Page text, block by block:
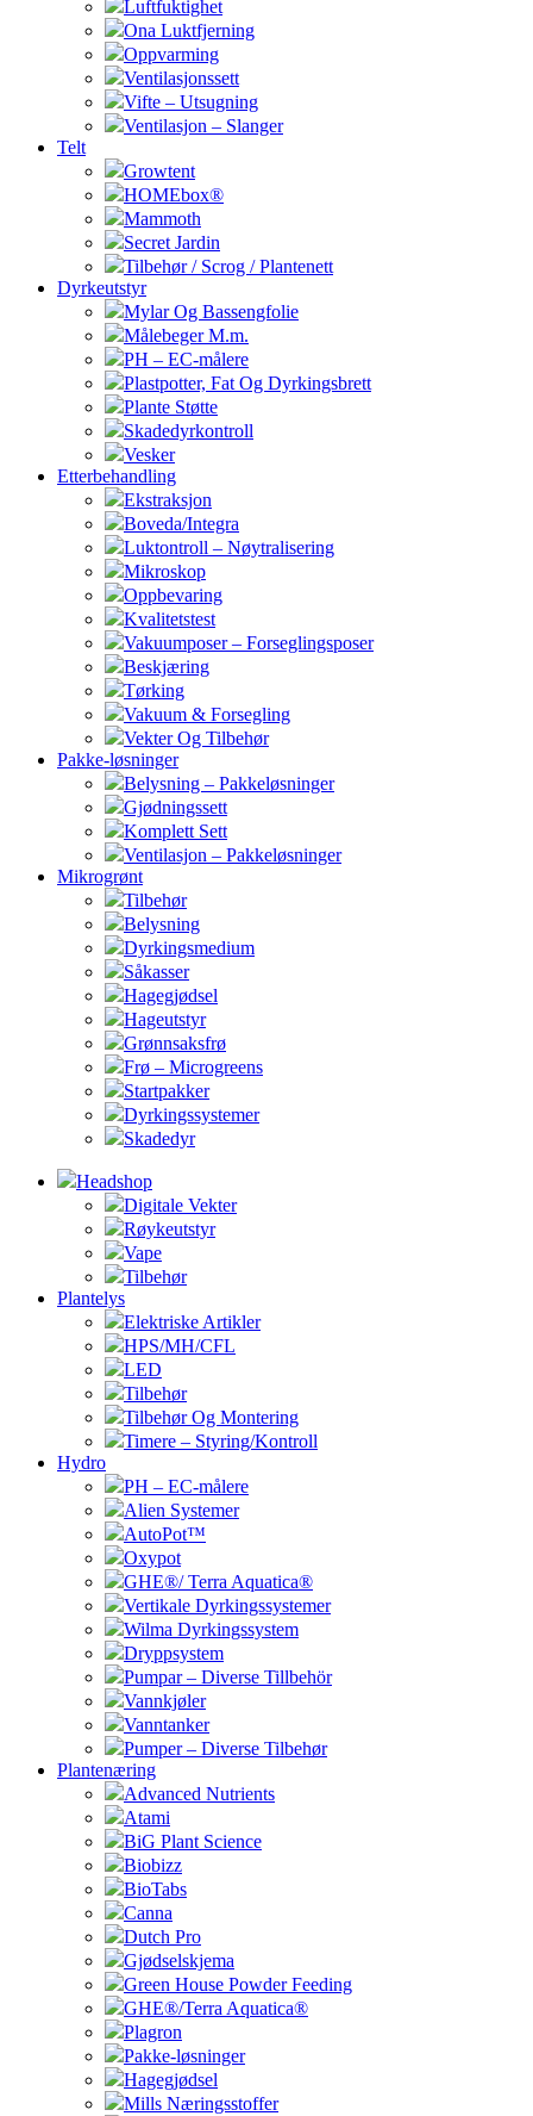
Luftfuktighet
Ona Luktfjerning
Oppvarming
Ventilasjonssett
Vifte – Utsugning
Ventilasjon – Slanger
Telt
Growtent
HOMEbox®
Mammoth
Secret Jardin
Tilbehør / Scrog / Plantenett
Dyrkeutstyr
Mylar Og Bassengfolie
Målebeger M.m.
PH – EC-målere
Plastpotter, Fat Og Dyrkingsbrett
Plante Støtte
Skadedyrkontroll
Vesker
Etterbehandling
Ekstraksjon
Boveda/Integra
Luktontroll – Nøytralisering
Mikroskop
Oppbevaring
Kvalitetstest
Vakuumposer – Forseglingsposer
Beskjæring
Tørking
Vakuum & Forsegling
Vekter Og Tilbehør
Pakke-løsninger
Belysning – Pakkeløsninger
Gjødningssett
Komplett Sett
Ventilasjon – Pakkeløsninger
Mikrogrønt
Tilbehør
Belysning
Dyrkingsmedium
Såkasser
Hagegjødsel
Hageutstyr
Grønnsaksfrø
Frø – Microgreens
Startpakker
Dyrkingssystemer
Skadedyr
Headshop
Digitale Vekter
Røykeutstyr
Vape
Tilbehør
Plantelys
Elektriske Artikler
HPS/MH/CFL
LED
Tilbehør
Tilbehør Og Montering
Timere – Styring/Kontroll
Hydro
PH – EC-målere
Alien Systemer
AutoPot™
Oxypot
GHE®/ Terra Aquatica®
Vertikale Dyrkingssystemer
Wilma Dyrkingssystem
Dryppsystem
Pumpar – Diverse Tillbehör
Vannkjøler
Vanntanker
Pumper – Diverse Tilbehør
Plantenæring
Advanced Nutrients
Atami
BiG Plant Science
Biobizz
BioTabs
Canna
Dutch Pro
Gjødselskjema
Green House Powder Feeding
GHE®/Terra Aquatica®
Plagron
Pakke-løsninger
Hagegjødsel
Mills Næringsstoffer